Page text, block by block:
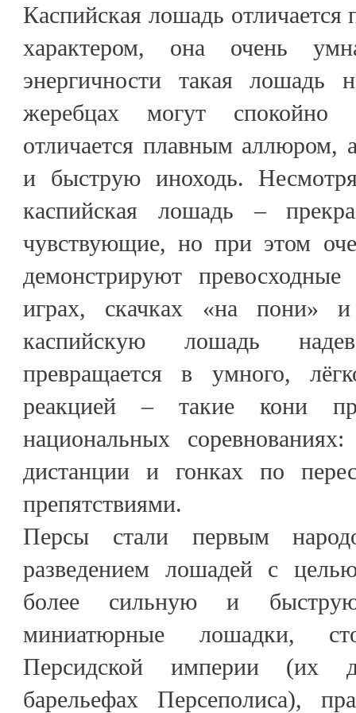
Каспийская лошадь
характером, она очень
энергичности такая лошадь
жеребцах могут спокойно
отличается плавным аллюром,
и быструю иноходь.
каспийская лошадь –
чувствующие, но при этом
демонстрируют
играх, скачках «на пони»
каспийскую лошадь
превращается в умного,
реакцией – такие кони
национальных
дистанции и гонках по
препятствиями.
Персы стали первым
разведением лошадей с
более сильную и
миниатюрные лошадки,
Персидской империи (их
барельефах Персеполиса),